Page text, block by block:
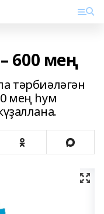
600 мең
тәрбиәләгән
мең һум